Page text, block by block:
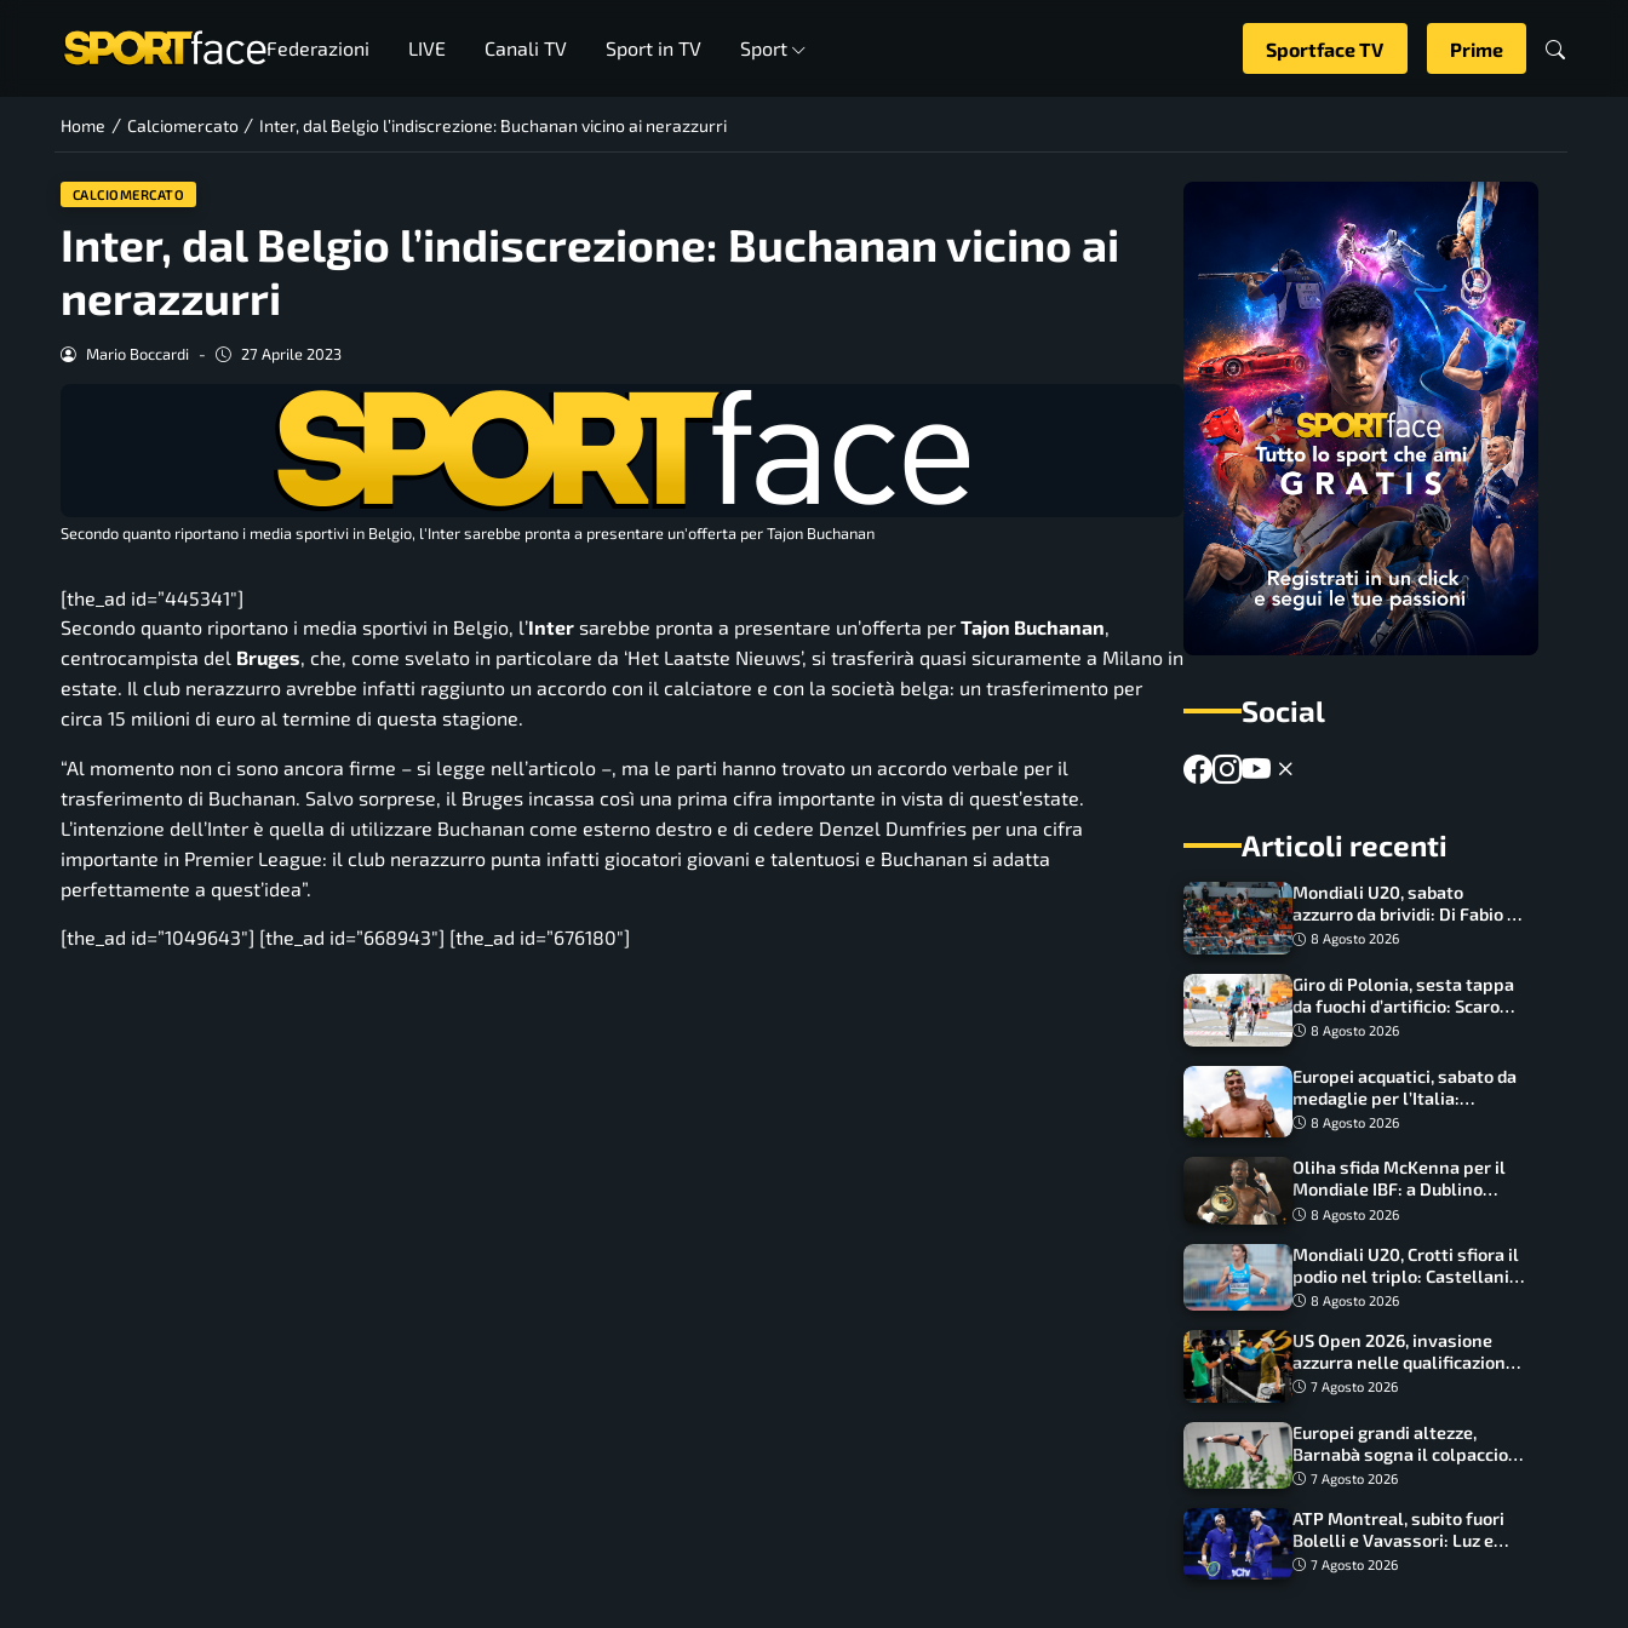
Federazioni LIVE Canali TV Sport in TV Sport Sportface TV Prime
Home / Calciomercato / Inter, dal Belgio l’indiscrezione: Buchanan vicino ai nerazzurri
CALCIOMERCATO
Inter, dal Belgio l’indiscrezione: Buchanan vicino ai
nerazzurri
Mario Boccardi - 27 Aprile 2023
Secondo quanto riportano i media sportivi in Belgio, l'Inter sarebbe pronta a presentare un'offerta per Tajon Buchanan
[the_ad id=”445341″]
Secondo quanto riportano i media sportivi in Belgio, l’Inter sarebbe pronta a presentare un’offerta per Tajon Buchanan,
centrocampista del Bruges, che, come svelato in particolare da ‘Het Laatste Nieuws’, si trasferirà quasi sicuramente a Milano in
estate. Il club nerazzurro avrebbe infatti raggiunto un accordo con il calciatore e con la società belga: un trasferimento per
circa 15 milioni di euro al termine di questa stagione.
“Al momento non ci sono ancora firme – si legge nell’articolo –, ma le parti hanno trovato un accordo verbale per il
trasferimento di Buchanan. Salvo sorprese, il Bruges incassa così una prima cifra importante in vista di quest’estate.
L’intenzione dell’Inter è quella di utilizzare Buchanan come esterno destro e di cedere Denzel Dumfries per una cifra
importante in Premier League: il club nerazzurro punta infatti giocatori giovani e talentuosi e Buchanan si adatta
perfettamente a quest’idea”.
[the_ad id=”1049643″] [the_ad id=”668943″] [the_ad id=”676180″]
Social
Articoli recenti
Mondiali U20, sabato
azzurro da brividi: Di Fabio e
Inzoli sognano le medaglie,
8 Agosto 2026
Giro di Polonia, sesta tappa
da fuochi d’artificio: Scaroni
può attaccare la maglia di
8 Agosto 2026
Europei acquatici, sabato da
medaglie per l’Italia:
Paltrinieri guida la staffetta,
grandi altezze
8 Agosto 2026
Oliha sfida McKenna per il
Mondiale IBF: a Dublino
serve l’impresa nella tana
8 Agosto 2026
Mondiali U20, Crotti sfiora il
podio nel triplo: Castellani
da record, Succo in finale
8 Agosto 2026
US Open 2026, invasione
azzurra nelle qualificazioni:
17 italiani a caccia del main
7 Agosto 2026
Europei grandi altezze,
Barnabà sogna il colpaccio:
è leader a metà gara, Baraldi
7 Agosto 2026
ATP Montreal, subito fuori
Bolelli e Vavassori: Luz e
Matos fermano gli azzurri
7 Agosto 2026